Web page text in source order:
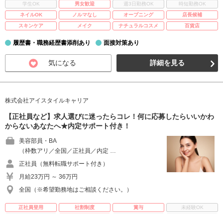
学生OK
男女歓迎 週3日勤務OK
時短勤務OK
ネイルOK
ノルマなし オープニング
店長候補
スキンケア
メイク ナチュラルコスメ 百貨店
履歴書・職務経歴書添削あり 面接対策あり
気になる 詳細を見る
株式会社アイスタイルキャリア
【正社員など】求人選びに迷ったらコレ！何に応募したらいいかわ
からないあなたへ★内定サポート付き！
美容部員・BA
（枠数アリ／全国／正社員／内定 …
正社員（無料転職サポート付き）
月給23万円 ～ 36万円
全国（※希望勤務地はご相談ください。）
正社員登用 社割制度 賞与
未経験OK